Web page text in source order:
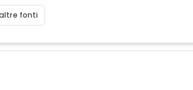
fonti